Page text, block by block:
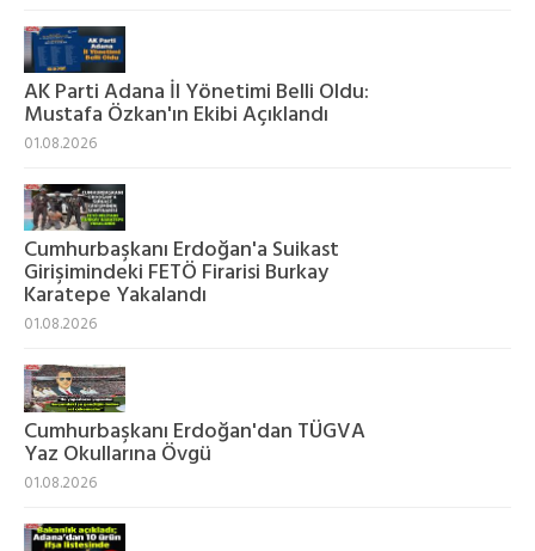
AK Parti Adana İl Yönetimi Belli Oldu:
Mustafa Özkan'ın Ekibi Açıklandı
01.08.2026
Cumhurbaşkanı Erdoğan'a Suikast
Girişimindeki FETÖ Firarisi Burkay
Karatepe Yakalandı
01.08.2026
Cumhurbaşkanı Erdoğan'dan TÜGVA
Yaz Okullarına Övgü
01.08.2026